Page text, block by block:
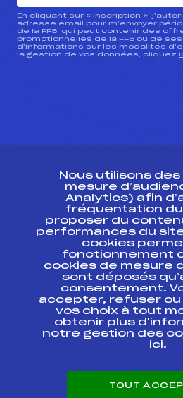
En cliquant sur « inscription »,
adresse email pour m’envoyer
de la FFS, qui peut contenir des
promotionnelles de la FFS ou de
d’informations sur les modalités
la gestion de vos données, cliquez
ESPACE PRESSE
Ressources
Pass’Neige
Projet sportif fédéral
Projet de performance
Antidopage
Pôle Développement,
Scientifique
Listes ministérielles
Pôle vie de l’athlète
Nous utilisons
mesure
Analytics) afin
fréquentation du
proposer du
performances du
cookies
fonctionnement
cookies de mesure
sont déposés
consentement.
accepter, refuser ou
vos choix à tout
obtenir plus
notre gestion des
ici.
TOUT